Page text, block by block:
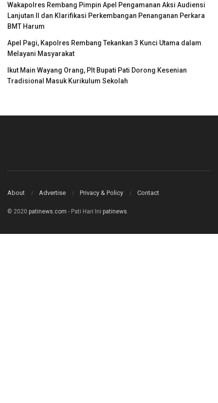
Wakapolres Rembang Pimpin Apel Pengamanan Aksi Audiensi
Lanjutan II dan Klarifikasi Perkembangan Penanganan Perkara
BMT Harum
Apel Pagi, Kapolres Rembang Tekankan 3 Kunci Utama dalam
Melayani Masyarakat
Ikut Main Wayang Orang, Plt Bupati Pati Dorong Kesenian
Tradisional Masuk Kurikulum Sekolah
About Advertise Privacy & Policy Contact
© 2020 patinews.com - Pati Hari Ini patinews.